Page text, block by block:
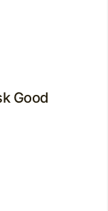
Good